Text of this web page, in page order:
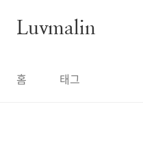
Luvmalin
홈 태그